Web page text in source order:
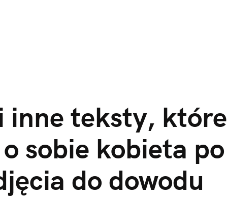
inne teksty, które
sobie kobieta po
do dowodu